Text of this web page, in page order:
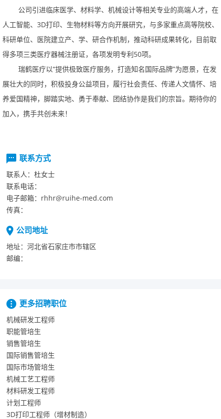
公司引进临床医学、材料学、机械设计等相关专业的高端人才，在
人工智能、3D打印、生物材料等方向开展研究，与多家重点高等院校、
科研单位、医院建立产、学、研合作机制，推动科研成果转化，目前取
得多项三类医疗器械注册证，各项发明专利50项。
瑞鹤医疗以“提供极致医疗服务，打造知名国际品牌”为愿景，在发
展壮大的同时，积极投身公益项目，履行社会责任、传递人文情怀、培
养爱国精神，脚踏实地、勇于奉献、团结协作是我们的宗旨。期待你的
加入，携手共创未来！
联系方式
联系人： 杜女士
联系电话：
电子邮箱： rhhr@ruihe-med.com
传真：
公司地址
地址： 河北省石家庄市市辖区
邮编：
更多招聘职位
机械研发工程师
职能管培生
销售管培生
国际销售管培生
国际市场管培生
机械工艺工程师
材料研发工程师
计划工程师
3D打印工程师（增材制造）